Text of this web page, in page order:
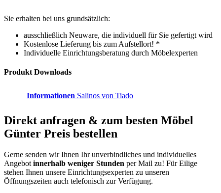
Sie erhalten bei uns grundsätzlich:
ausschließlich Neuware, die individuell für Sie gefertigt wird
Kostenlose Lieferung bis zum Aufstellort! *
Individuelle Einrichtungsberatung durch Möbelexperten
Produkt Downloads
Informationen Salinos von Tiado
Direkt anfragen & zum besten Möbel
Günter Preis bestellen
Gerne senden wir Ihnen Ihr unverbindliches und individuelles
Angebot innerhalb weniger Stunden per Mail zu! Für Eilige
stehen Ihnen unsere Einrichtungsexperten zu unseren
Öffnungszeiten auch telefonisch zur Verfügung.